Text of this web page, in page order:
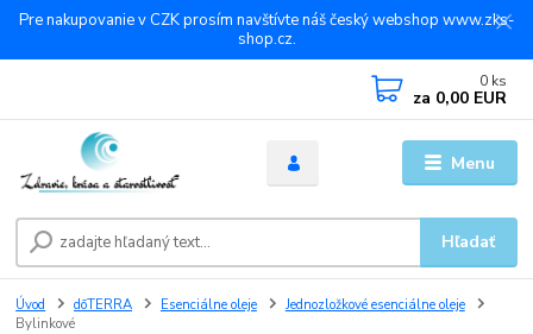
Pre nakupovanie v CZK prosím navštívte náš český webshop www.zks-
shop.cz.
Menu
Hľadať
0 ks
za 0,00 EUR
Úvod dōTERRA Esenciálne oleje
Jednozložkové esenciálne oleje
Bylinkové